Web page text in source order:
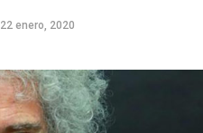
22 enero, 2020